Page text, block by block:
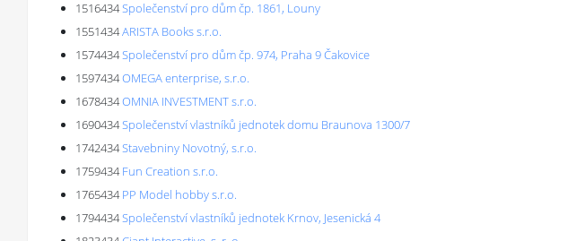
1516434Společenství pro dům čp. 1861, Louny
1551434ARISTA Books s.r.o.
1574434Společenství pro dům čp. 974, Praha 9 Čakovice
1597434OMEGA enterprise, s.r.o.
1678434OMNIA INVESTMENT s.r.o.
1690434Společenství vlastníků jednotek domu Braunova 1300/7
1742434Stavebniny Novotný, s.r.o.
1759434 Fun Creation s.r.o.
1765434 PP Model hobby s.r.o.
1794434Společenství vlastníků jednotek Krnov, Jesenická 4